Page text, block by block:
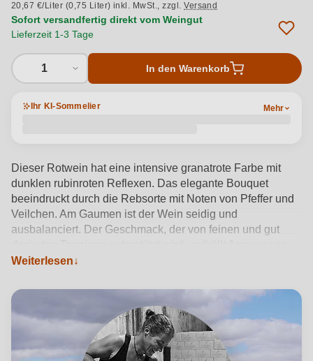
20,67 €/Liter (0,75 Liter) inkl. MwSt.,zzgl.Versand
Sofort versandfertig direkt vom Weingut
Lieferzeit 1-3 Tage
1 In den Warenkorb
Ihr KI-Sommelier Mehr
Dieser Rotwein hat eine intensive granatrote Farbe mit
dunklen rubinroten Reflexen. Das elegante Bouquet
beeindruckt durch die Rebsorte mit Noten von Pfeffer und
Veilchen. Am Gaumen ist der Wein seidig und
ausbalanciert. Der Geschmack, der von feinen und gut
Sauerkirsche, Pfeffer und Pfingstrose. Der Abgang ist lang,
Produktdetails anzeigen →
Weiterlesen